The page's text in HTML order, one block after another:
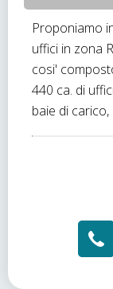
Proponiamo
uffici in zona
cosi'
440 ca. di
baie di